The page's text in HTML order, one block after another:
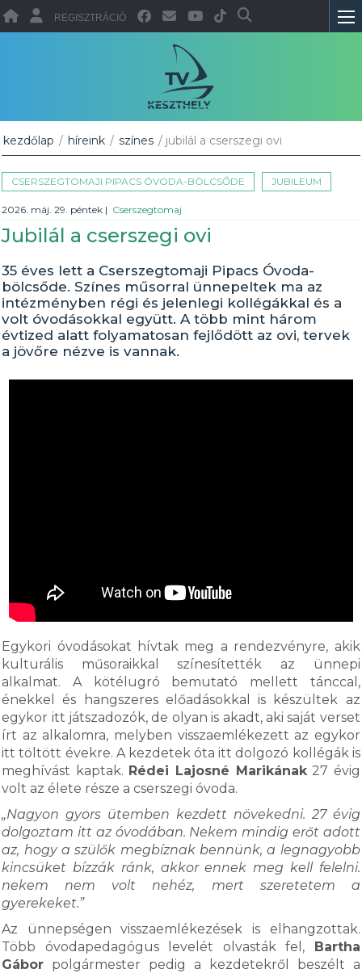
REGISZTRÁCIÓ
kezdőlap / híreink / színes / jubilál a cserszegi ovi
CSERSZEGTOMAJI PIPACS ÓVODA-BÖLCSŐDE JUBILEUM
2026. máj. 29. péntek | Cserszegtomaj
Jubilál a cserszegi ovi
35 éves lett a Cserszegtomaji Pipacs Óvoda-
bölcsőde. Színes műsorral ünnepeltek ma az
intézményben régi és jelenlegi kollégákkal és a
volt óvodásokkal együtt. A több mint három
évtized alatt folyamatosan fejlődött az ovi, tervek
a jövőre nézve is vannak.
Egykori óvodásokat hívtak meg a rendezvényre, akik
kulturális műsoraikkal színesítették az ünnepi
alkalmat. A kötélugró bemutató mellett tánccal,
énekkel és hangszeres előadásokkal is készültek az
egykor itt játszadozók, de olyan is akadt, aki saját verset
írt az alkalomra, melyben visszaemlékezett az egykor
itt töltött évekre. A kezdetek óta itt dolgozó kollégák is
meghívást kaptak. Rédei Lajosné Marikának27 évig
volt az élete része a cserszegi óvoda.
„Nagyon gyors ütemben kezdett növekedni. 27 évig
dolgoztam itt az óvodában. Nekem mindig erőt adott
az, hogy a szülők megbíznak bennünk, a legnagyobb
kincsüket bízzák ránk, akkor ennek meg kell felelni.
nekem nem volt nehéz, mert szeretetem a
gyerekeket.”
Az ünnepségen visszaemlékezések is elhangzottak.
Több óvodapedagógus levelét olvasták fel, Bartha
Gábor polgármester pedig a kezdetekről beszélt a